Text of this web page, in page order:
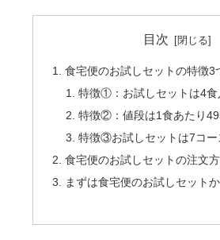
目次
食宅便のお試しセットの特徴3
特徴①：お試しセットは4食
特徴②：値段は1食あたり
特徴③お試しセットは7コー
食宅便のお試しセットの注文
まずは食宅便のお試しセット